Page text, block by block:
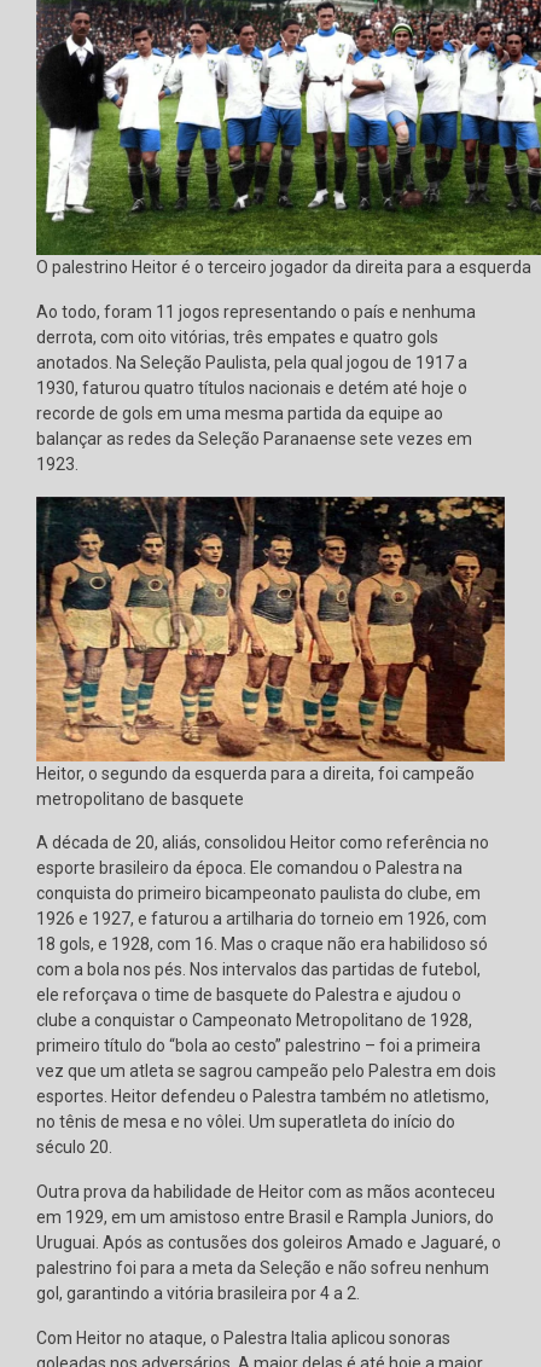
O palestrino Heitor é o terceiro jogador da direita para a esquerda
Ao todo, foram 11 jogos representando o país e nenhuma
derrota, com oito vitórias, três empates e quatro gols
anotados. Na Seleção Paulista, pela qual jogou de 1917 a
1930, faturou quatro títulos nacionais e detém até hoje o
recorde de gols em uma mesma partida da equipe ao
balançar as redes da Seleção Paranaense sete vezes em
1923.
Heitor, o segundo da esquerda para a direita, foi campeão
metropolitano de basquete
A década de 20, aliás, consolidou Heitor como referência no
esporte brasileiro da época. Ele comandou o Palestra na
conquista do primeiro bicampeonato paulista do clube, em
1926 e 1927, e faturou a artilharia do torneio em 1926, com
18 gols, e 1928, com 16. Mas o craque não era habilidoso só
com a bola nos pés. Nos intervalos das partidas de futebol,
ele reforçava o time de basquete do Palestra e ajudou o
clube a conquistar o Campeonato Metropolitano de 1928,
primeiro título do “bola ao cesto” palestrino – foi a primeira
vez que um atleta se sagrou campeão pelo Palestra em dois
esportes. Heitor defendeu o Palestra também no atletismo,
no tênis de mesa e no vôlei. Um superatleta do início do
século 20.
Outra prova da habilidade de Heitor com as mãos aconteceu
em 1929, em um amistoso entre Brasil e Rampla Juniors, do
Uruguai. Após as contusões dos goleiros Amado e Jaguaré, o
palestrino foi para a meta da Seleção e não sofreu nenhum
gol, garantindo a vitória brasileira por 4 a 2.
Com Heitor no ataque, o Palestra Italia aplicou sonoras
goleadas nos adversários. A maior delas é até hoje a maior